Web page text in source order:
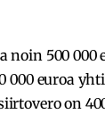
noin 500 000
000 euroa
on